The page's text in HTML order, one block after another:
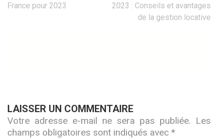
de
France pour 2023
2023 : Conseils et avantages
de la gestion locative
LAISSER UN COMMENTAIRE
Votre adresse e-mail ne sera pas publiée. Les
champs obligatoires sont indiqués avec *